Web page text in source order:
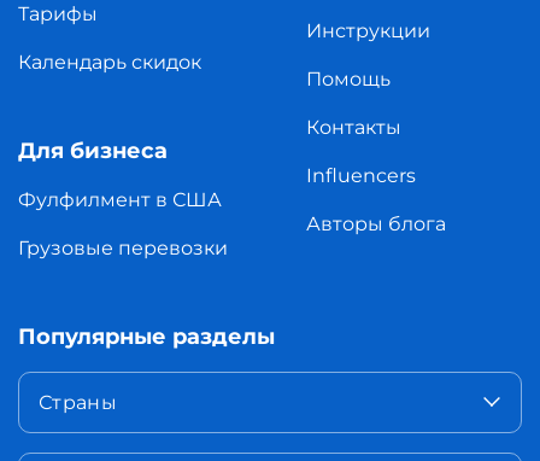
Тарифы
Календарь скидок
Для бизнеса
Фулфилмент в США
Грузовые перевозки
Инструкции
Помощь
Контакты
Influencers
Авторы блога
Популярные разделы
Страны